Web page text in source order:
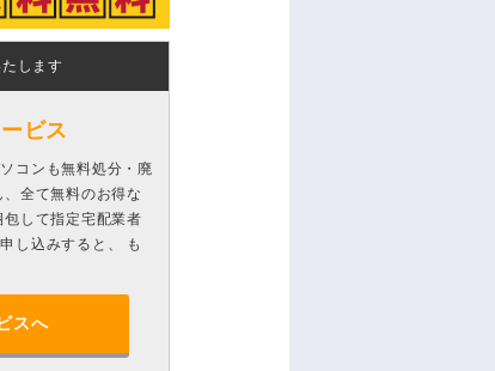
します
ビス
コンも無料処分・廃
全て無料のお得な
して指定宅配業者
し込みすると、 も
スへ